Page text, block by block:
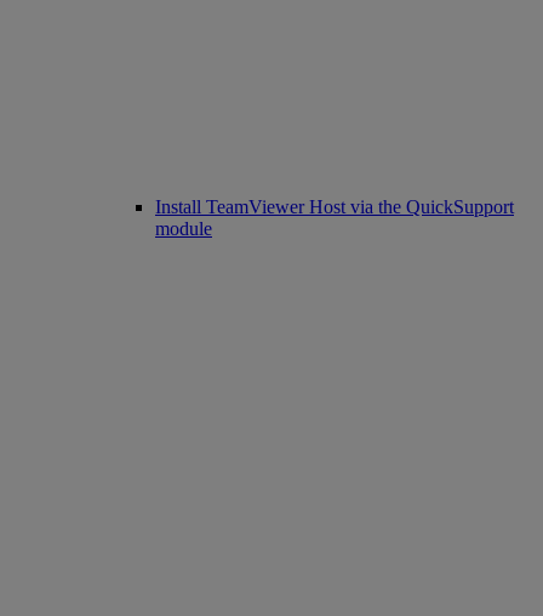
Install TeamViewer Host via the QuickSupport
module